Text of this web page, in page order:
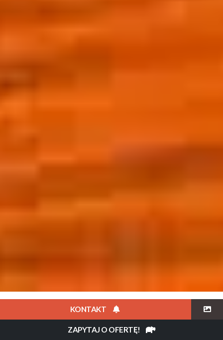
PLAN PODRÓŻY HOTELE GALERIA
KONTAKT
ZAPYTAJ O OFERTĘ!